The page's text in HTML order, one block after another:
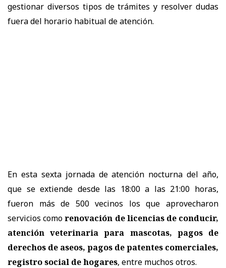
gestionar diversos tipos de trámites y resolver dudas
fuera del horario habitual de atención.
En esta sexta jornada de atención nocturna del año,
que se extiende desde las 18:00 a las 21:00 horas,
fueron más de 500 vecinos los que aprovecharon
servicios comorenovación de licencias de conducir,
atención veterinaria para mascotas, pagos de
derechos de aseos, pagos de patentes comerciales,
registro social de hogares, entre muchos otros.